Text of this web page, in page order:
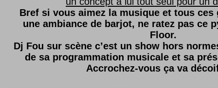
Bref si vous aimez la musique et tous ces
une ambiance de barjot, ne ratez pas ce
Floor.
Dj Fou sur scène c’est un show hors
de sa programmation musicale et sa
Accrochez-vous ça va